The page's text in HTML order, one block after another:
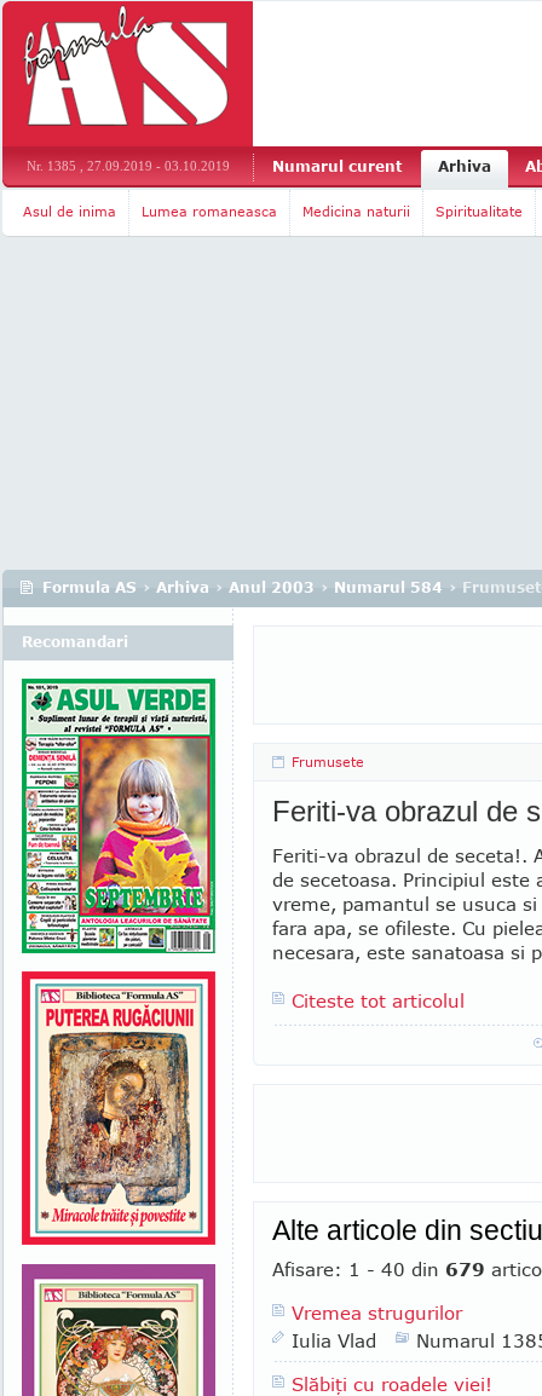
Nr. 1385 , 27.09.2019 - 03.10.2019 Numarul curent Arhiva
Asul de inima Lumea romaneasca Medicina naturii Spiritualitate
Formula AS › Arhiva › Anul 2003 › Numarul 584 ›
Frumusete
Feriti-va obrazul de
Feriti-va obrazul de seceta!.
de secetoasa. Principiul
vreme, pamantul se usuca
fara apa, se ofileste. Cu
necesara, este sanatoasa si
Citeste tot articolul
Alte articole din
Afisare: 1 - 40 din 679
Vremea strugurilor
Iulia Vlad
Numarul
Slăbiţi cu roadele viei!
Recomandari